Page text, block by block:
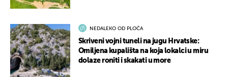
NEDALEKO OD PLOČA
Skriveni vojni tuneli na jugu Hrvatske:
Omiljena kupališta na koja lokalci u miru
dolaze roniti i skakati u more